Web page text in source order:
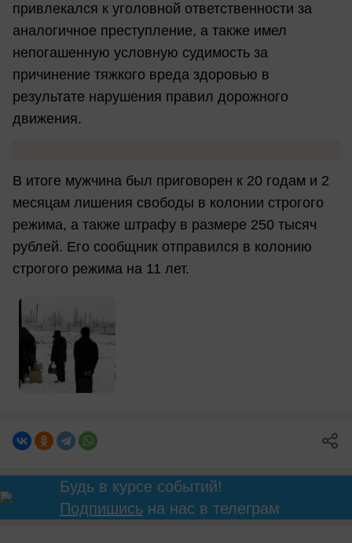
привлекался к уголовной ответственности за
аналогичное преступление, а также имел
непогашенную условную судимость за
причинение тяжкого вреда здоровью в
результате нарушения правил дорожного
движения.
В итоге мужчина был приговорен к 20 годам и 2
месяцам лишения свободы в колонии строгого
режима, а также штрафу в размере 250 тысяч
рублей. Его сообщник отправился в колонию
строгого режима на 11 лет.
Будь в курсе событий!
Подпишисьна нас в телеграм